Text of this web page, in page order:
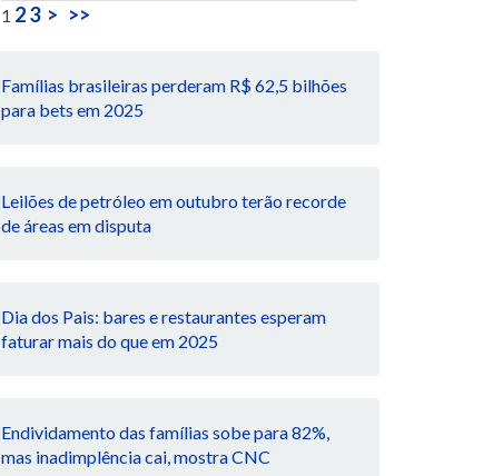
1 23 > >>
Famílias brasileiras perderam R$ 62,5 bilhões
para bets em 2025
Leilões de petróleo em outubro terão recorde
de áreas em disputa
Dia dos Pais: bares e restaurantes esperam
faturar mais do que em 2025
Endividamento das famílias sobe para 82%,
mas inadimplência cai, mostra CNC